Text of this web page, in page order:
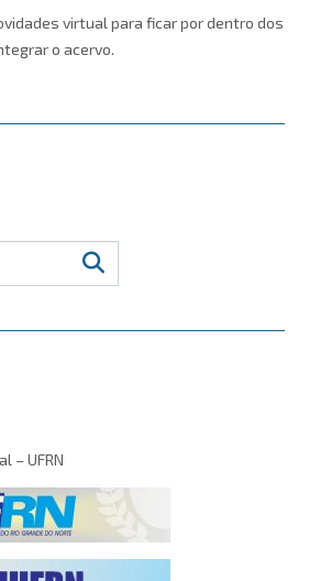
virtual para ficar por dentro dos
o acervo.
– UFRN